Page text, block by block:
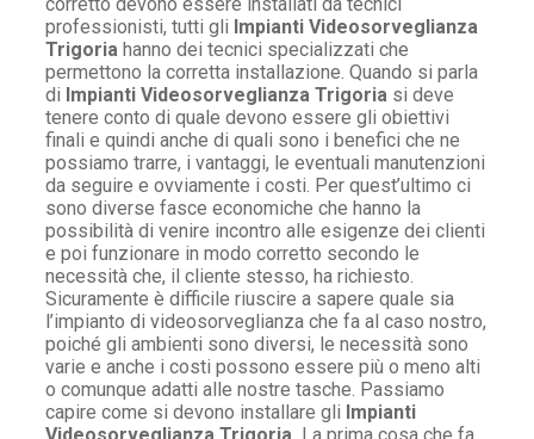
professionisti, tutti gli Impianti Videosorveglianza
Trigoria hanno dei tecnici specializzati che
permettono la corretta installazione. Quando si parla
di Impianti Videosorveglianza Trigoria si deve
tenere conto di quale devono essere gli obiettivi
finali e quindi anche di quali sono i benefici che ne
possiamo trarre, i vantaggi, le eventuali manutenzioni
da seguire e ovviamente i costi. Per quest’ultimo ci
sono diverse fasce economiche che hanno la
possibilità di venire incontro alle esigenze dei clienti
e poi funzionare in modo corretto secondo le
necessità che, il cliente stesso, ha richiesto.
Sicuramente è difficile riuscire a sapere quale sia
l’impianto di videosorveglianza che fa al caso nostro,
poiché gli ambienti sono diversi, le necessità sono
varie e anche i costi possono essere più o meno alti
o comunque adatti alle nostre tasche. Passiamo
capire come si devono installare gli Impianti
Videosorveglianza Trigoria. La prima cosa che fa